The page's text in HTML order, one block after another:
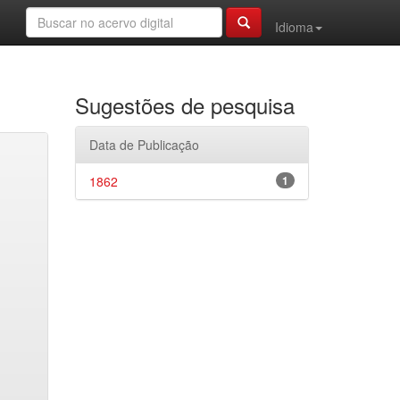
Idioma
Sugestões de pesquisa
Data de Publicação
1
1862